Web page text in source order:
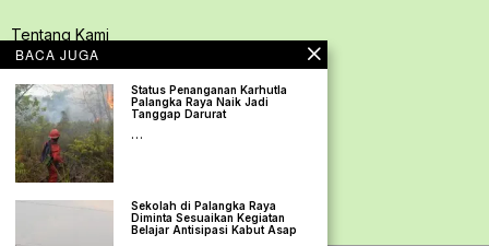
Tentang Kami
Redaksi PerspektifSpace
Kode Etik Jurnalistik
Pedoman Media Siber
Kebijakan Privasi
Pedoman Ramah Anak
BACA JUGA
Status Penanganan Karhutla
Palangka Raya Naik Jadi
Tanggap Darurat
…
Sekolah di Palangka Raya
Diminta Sesuaikan Kegiatan
Belajar Antisipasi Kabut Asap